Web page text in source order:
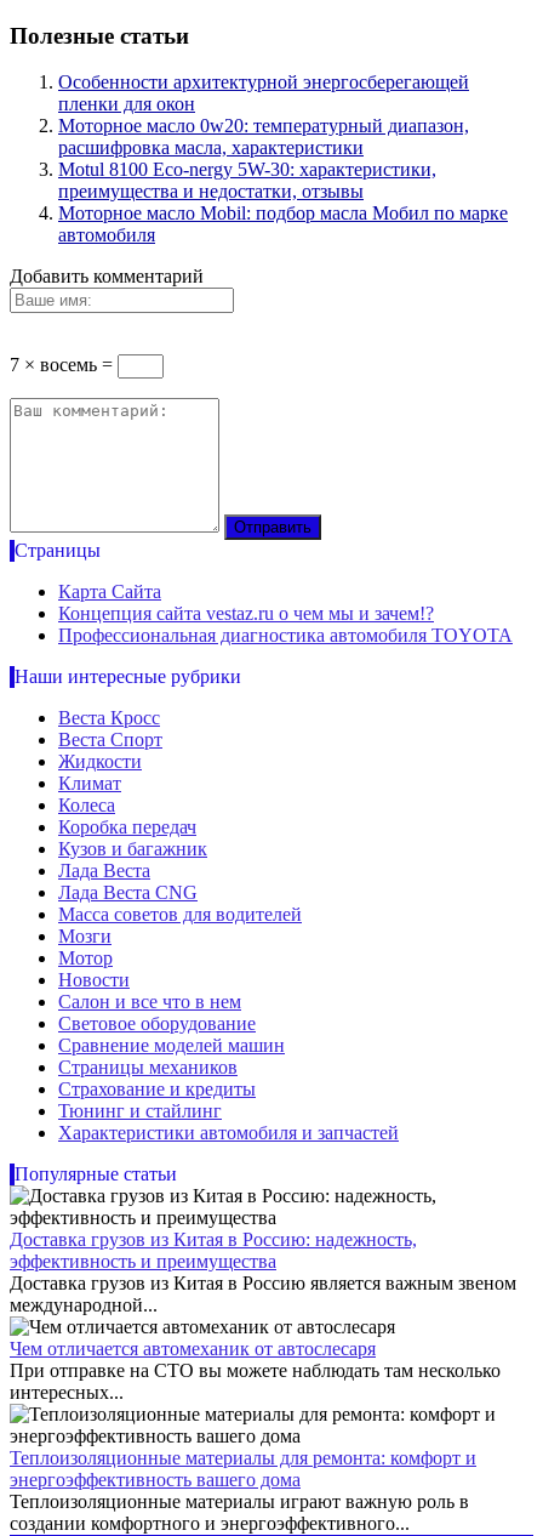
Полезные статьи
Особенности архитектурной энергосберегающей
пленки для окон
Моторное масло 0w20: температурный диапазон,
расшифровка масла, характеристики
Motul 8100 Eco-nergy 5W-30: характеристики,
преимущества и недостатки, отзывы
Моторное масло Mobil: подбор масла Мобил по марке
автомобиля
Добавить комментарий
7 × восемь =
Страницы
Карта Сайта
Концепция сайта vestaz.ru о чем мы и зачем!?
Профессиональная диагностика автомобиля TOYOTA
Наши интересные рубрики
Веста Кросс
Веста Спорт
Жидкости
Климат
Колеса
Коробка передач
Кузов и багажник
Лада Веста
Лада Веста CNG
Масса советов для водителей
Мозги
Мотор
Новости
Салон и все что в нем
Световое оборудование
Сравнение моделей машин
Страницы механиков
Страхование и кредиты
Тюнинг и стайлинг
Характеристики автомобиля и запчастей
Популярные статьи
Доставка грузов из Китая в Россию: надежность,
эффективность и преимущества
Доставка грузов из Китая в Россию является важным звеном
международной...
Чем отличается автомеханик от автослесаря
При отправке на СТО вы можете наблюдать там несколько
интересных...
Теплоизоляционные материалы для ремонта: комфорт и
энергоэффективность вашего дома
Теплоизоляционные материалы играют важную роль в
создании комфортного и энергоэффективного...